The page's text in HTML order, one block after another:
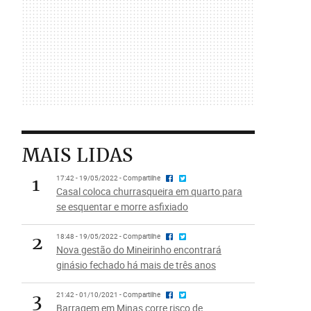
MAIS LIDAS
1
17:42 - 19/05/2022 - Compartilhe
Casal coloca churrasqueira em quarto para
se esquentar e morre asfixiado
2 18:48 - 19/05/2022 - Compartilhe
Nova gestão do Mineirinho encontrará
ginásio fechado há mais de três anos
3 21:42 - 01/10/2021 - Compartilhe
Barragem em Minas corre risco de